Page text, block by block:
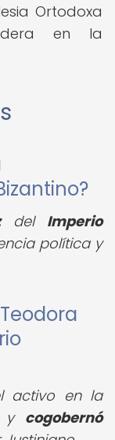
Ortodoxa
en la
del Imperio
política y
activo en la
y cogobernó